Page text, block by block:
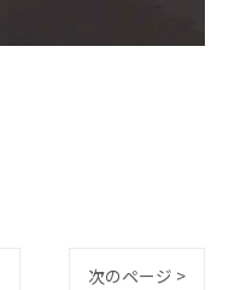
次のページ >